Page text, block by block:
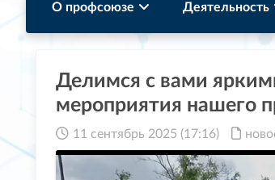
О профсоюзе Деятельность
Делимся с вами
мероприятия нашего
11 сентябрь 2025 (17:16)